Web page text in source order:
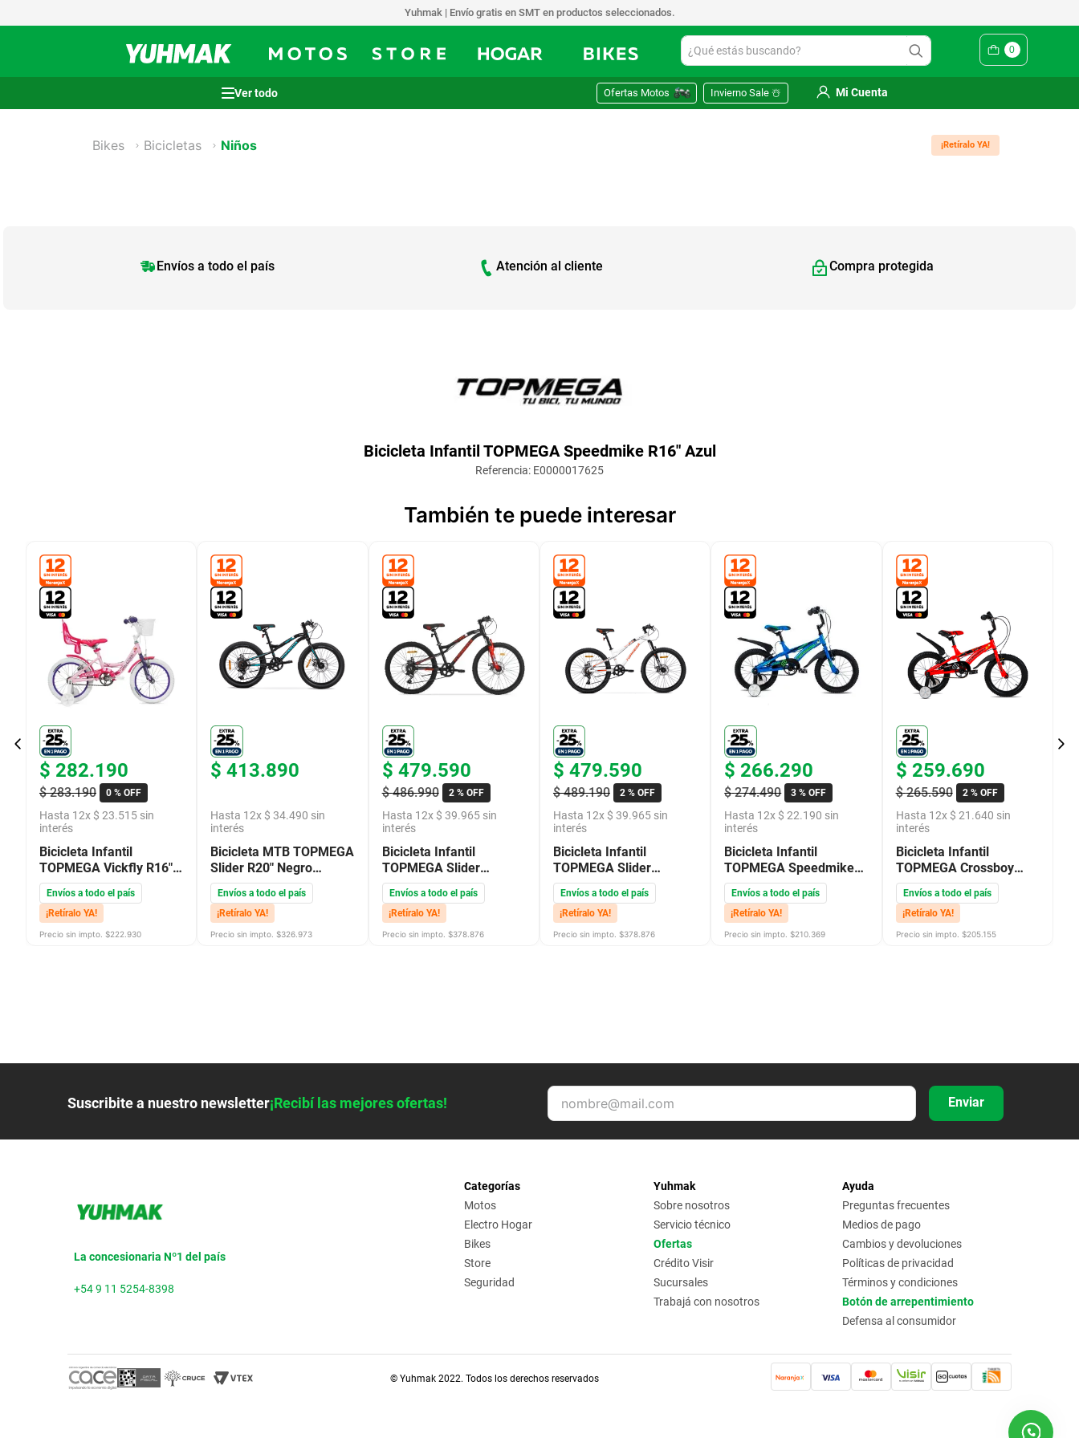
Yuhmak | Envío gratis en SMT en productos seleccionados.
¿Qué estás buscando? 0
Ofertas Motos Invierno Sale ☃️ Mi Cuenta
Bikes Bicicletas Niños ¡Retíralo YA!
Envíos a todo el país Atención al cliente Compra protegida
Bicicleta Infantil TOPMEGA Speedmike R16" Azul
Referencia: E0000017625
También te puede interesar
$ 282.190
$ 283.190 0 %OFF
Hasta 12x $ 23.515sin
interés
Bicicleta Infantil
TOPMEGA Vickfly R16"
Rosa Violeta
Envíos a todo el país
¡Retíralo YA!
Precio sin impto. $222.930
$ 413.890
Hasta 12x $ 34.490 sin
interés
Bicicleta MTB TOPMEGA
Slider R20" Negro
Celeste
Envíos a todo el país
¡Retíralo YA!
Precio sin impto. $326.973
$ 479.590
$ 486.990 2 %OFF
Hasta 12x $ 39.965sin
interés
Bicicleta Infantil
TOPMEGA Slider
Aluminio R24" Negro
Rojo
Envíos a todo el país
¡Retíralo YA!
Precio sin impto. $378.876
$ 479.590
$ 489.190 2 %OFF
Hasta 12x $ 39.965sin
interés
Bicicleta Infantil
TOPMEGA Slider
Aluminio R24" Blanco
Naranja
Envíos a todo el país
¡Retíralo YA!
Precio sin impto. $378.876
$ 266.290
$ 274.490 3 % OFF
Hasta 12x $ 22.190 sin
interés
Bicicleta Infantil
TOPMEGA Speedmike
R16" Azul
Envíos a todo el país
¡Retíralo YA!
Precio sin impto. $210.369
$ 259.690
$ 265.590 2 %OFF
Hasta 12x $ 21 .640 sin
interés
Bicicleta Infantil
TOPMEGA Crossboy
R16" Rojo
Envíos a todo el país
¡Retíralo YA!
Precio sin impto. $205.155
Suscribite a nuestro newsletter¡Recibí las mejores ofertas! Enviar
La concesionaria Nº1 del país
+54 9 11 5254-8398
Categorías
Motos
Electro Hogar
Bikes
Store
Seguridad
Yuhmak
Sobre nosotros
Servicio técnico
Ofertas
Crédito Visir
Sucursales
Trabajá con nosotros
Ayuda
Preguntas frecuentes
Medios de pago
Cambios y devoluciones
Políticas de privacidad
Términos y condiciones
Botón de arrepentimiento
Defensa al consumidor
© Yuhmak 2022. Todos los derechos reservados